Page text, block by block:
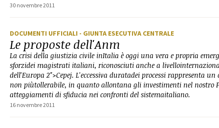
30 novembre 2011
DOCUMENTI UFFICIALI - GIUNTA ESECUTIVA CENTRALE
Le proposte dell'Anm
La crisi della giustizia civile inItalia è oggi una vera e propria
sforzidei magistrati italiani, riconosciuti anche a
dell'Europa 2">Cepej. L'eccessiva duratadei processi rappresenta un
non piùtollerabile, in quanto allontana gli investimenti nel nostro
atteggiamenti di sfiducia nei confronti del sistemaitaliano.
16 novembre 2011